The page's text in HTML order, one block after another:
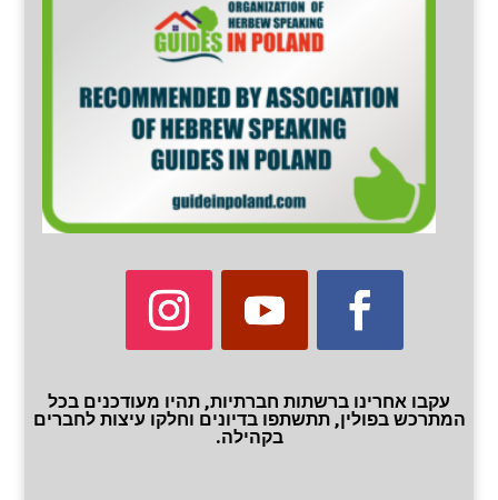
עקבו אחרינו ברשתות חברתיות, תהיו מעודכנים בכל
המתרכש בפולין, תתשתפו בדיונים וחלקו עיצות לחברים
בקהילה.